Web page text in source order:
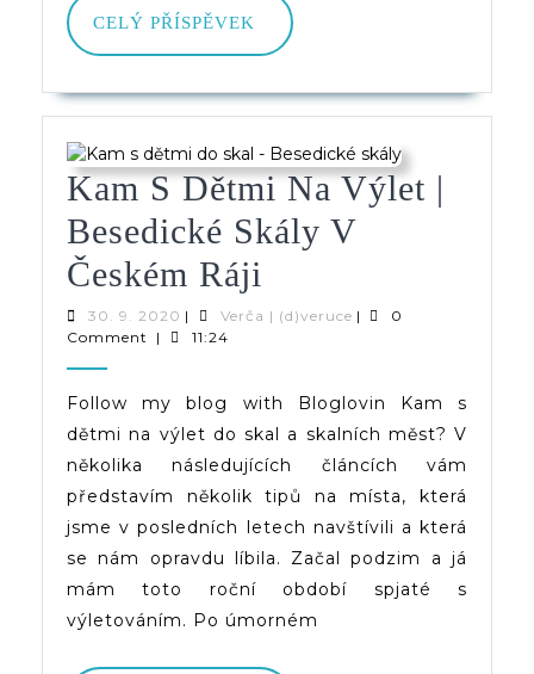
CELÝ PŘÍSPĚVEK
CELÝ
PŘÍSPĚVEK
Kam S Dětmi Na Výlet |
Besedické Skály V
Českém Ráji
S
Na
Výlet
|
Besedické
Skály
V
Českém
30. 9. 2020 30.
9.
| Verča | (d)veruceVerča
|
0
Comment
| 11:24
Follow my blog with Bloglovin Kam s
dětmi na výlet do skal a skalních měst? V
několika následujících článcích vám
představím několik tipů na místa, která
jsme v posledních letech navštívili a která
se nám opravdu líbila. Začal podzim a já
mám toto roční období spjaté s
výletováním. Po úmorném